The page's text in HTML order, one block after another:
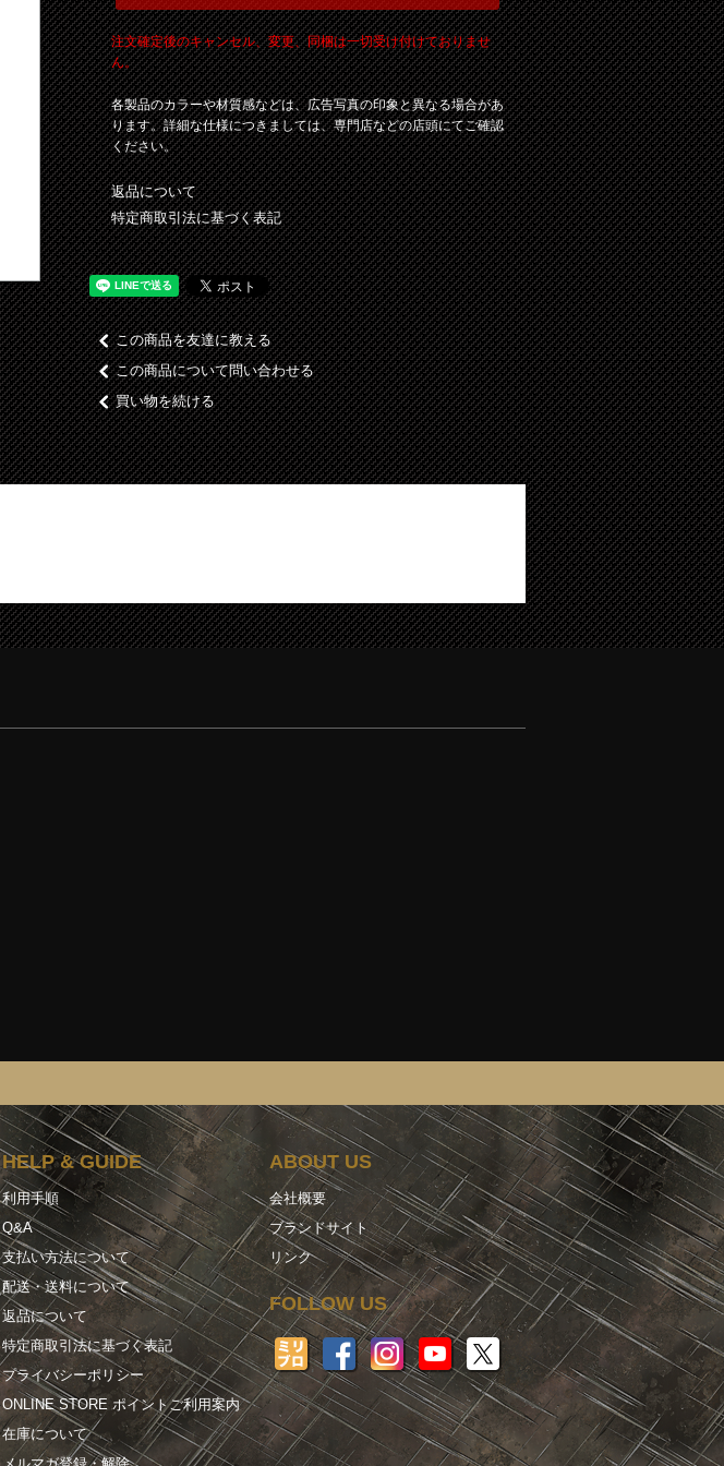
注文確定後のキャンセル、変更、同梱は一切受け付けておりませ
ん。
各製品のカラーや材質感などは、広告写真の印象と異なる場合があ
ります。詳細な仕様につきましては、専門店などの店頭にてご確認
ください。
返品について
特定商取引法に基づく表記
この商品を友達に教える
この商品について問い合わせる
買い物を続ける
HELP & GUIDE
利用手順
Q&A
支払い方法について
配送・送料について
返品について
特定商取引法に基づく表記
プライバシーポリシー
ONLINE STORE ポイントご利用案内
在庫について
ABOUT US
会社概要
ブランドサイト
リンク
FOLLOW US